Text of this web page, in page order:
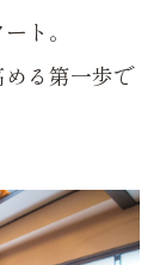
ト。
る第一歩で